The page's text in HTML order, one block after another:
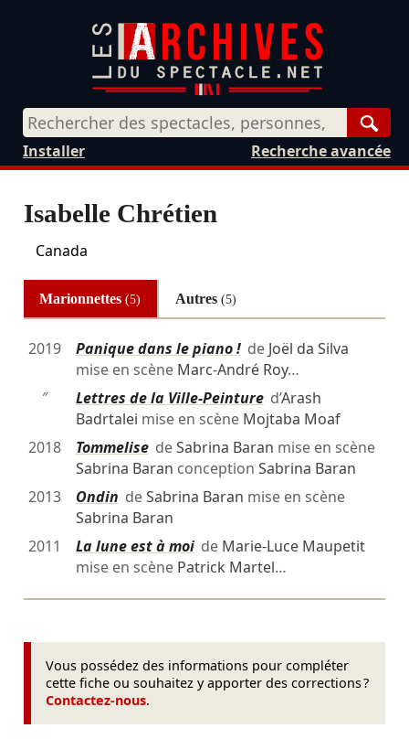
Recherche avancée
Installer
Isabelle Chrétien
Canada
Marionnettes(5) Autres (5)
2019 Panique dans le piano !de Joël da Silva
mise en scène Marc-André Roy…
″
Lettres de la Ville-Peintured’Arash
Badrtalei mise en scène Mojtaba Moaf
2018
TommelisedeSabrina Baran mise en scène
Sabrina Baran conception Sabrina Baran
2013
Ondin deSabrina Baran mise en scène
Sabrina Baran
2011
La lune est à moide Marie-Luce Maupetit
mise en scène Patrick Martel…
Vous possédez des informations pour compléter
cette fiche ou souhaitez y apporter des corrections ?
Contactez-nous.